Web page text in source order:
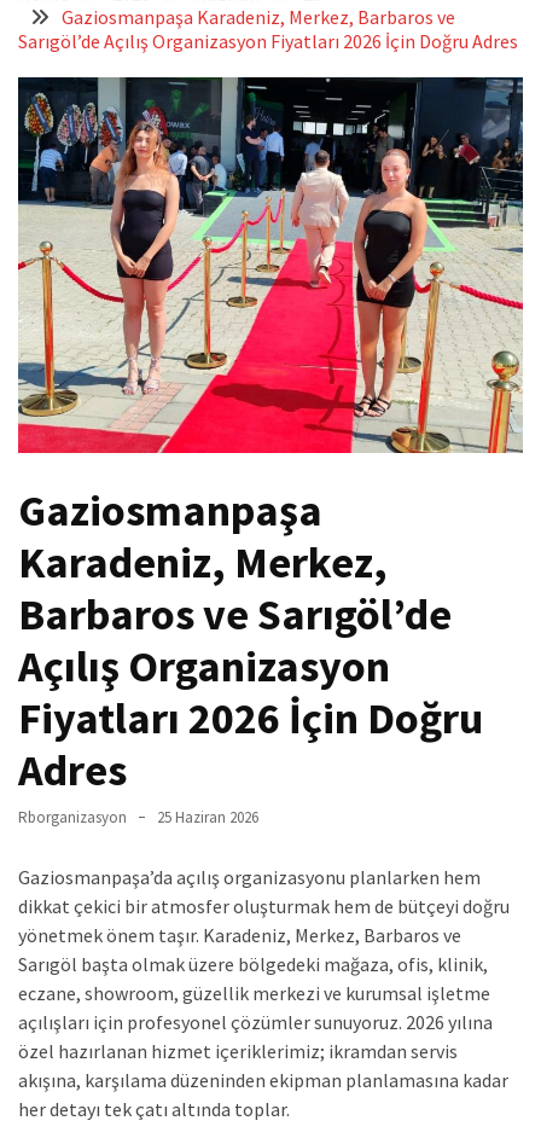
Gaziosmanpaşa Karadeniz, Merkez, Barbaros ve
Sarıgöl’de Açılış Organizasyon Fiyatları 2026 İçin Doğru Adres
Gaziosmanpaşa
Karadeniz, Merkez,
Barbaros ve Sarıgöl’de
Açılış Organizasyon
Fiyatları 2026 İçin Doğru
Adres
Rborganizasyon 25 Haziran 2026
Gaziosmanpaşa’da açılış organizasyonu planlarken hem
dikkat çekici bir atmosfer oluşturmak hem de bütçeyi doğru
yönetmek önem taşır. Karadeniz, Merkez, Barbaros ve
Sarıgöl başta olmak üzere bölgedeki mağaza, ofis, klinik,
eczane, showroom, güzellik merkezi ve kurumsal işletme
açılışları için profesyonel çözümler sunuyoruz. 2026 yılına
özel hazırlanan hizmet içeriklerimiz; ikramdan servis
akışına, karşılama düzeninden ekipman planlamasına kadar
her detayı tek çatı altında toplar.